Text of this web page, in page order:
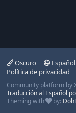
Oscuro Español
Política de privacidad
Community platform by
Traducción al Español
Theming with
by: